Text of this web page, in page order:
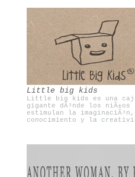
Little big kids
Little big kids es una
gigante dÃ³nde los niÃ±os
estimulan la
conocimiento y la
Olivia te cuida